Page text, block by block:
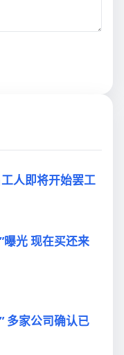
人即将开始罢工
曝光 现在买还来
多家公司确认已